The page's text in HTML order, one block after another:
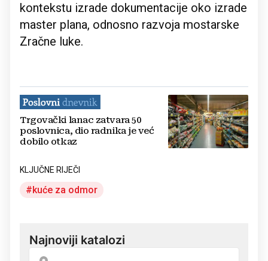
kontekstu izrade dokumentacije oko izrade
master plana, odnosno razvoja mostarske
Zračne luke.
Trgovački lanac zatvara 50
poslovnica, dio radnika je već
dobilo otkaz
KLJUČNE RIJEČI
kuće za odmor